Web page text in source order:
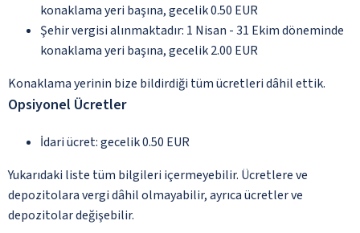
konaklama yeri başına, gecelik 0.50 EUR
Şehir vergisi alınmaktadır: 1 Nisan - 31 Ekim döneminde
konaklama yeri başına, gecelik 2.00 EUR
Konaklama yerinin bize bildirdiği tüm ücretleri dâhil ettik.
Opsiyonel Ücretler
İdari ücret: gecelik 0.50 EUR
Yukarıdaki liste tüm bilgileri içermeyebilir. Ücretlere ve
depozitolara vergi dâhil olmayabilir, ayrıca ücretler ve
depozitolar değişebilir.